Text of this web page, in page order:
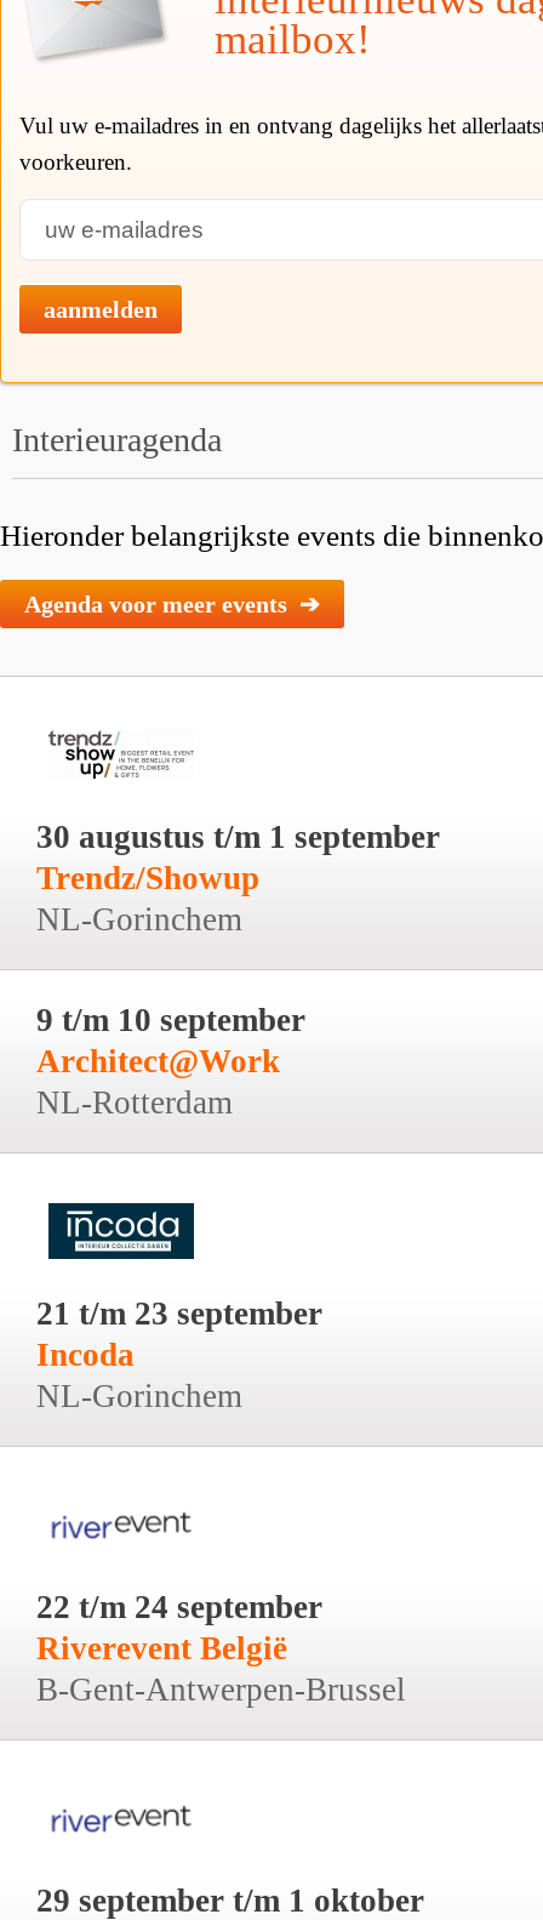
mailbox!
Vul uw e-mailadres in en ontvang dagelijks het
voorkeuren.
aanmelden
Interieuragenda
Hieronder belangrijkste events die
Agenda voor meer events ➔
30 augustus t/m 1 september
Trendz/Showup
NL-Gorinchem
9 t/m 10 september
Architect@Work
NL-Rotterdam
21 t/m 23 september
Incoda
NL-Gorinchem
22 t/m 24 september
Riverevent België
B-Gent-Antwerpen-Brussel
29 september t/m 1 oktober